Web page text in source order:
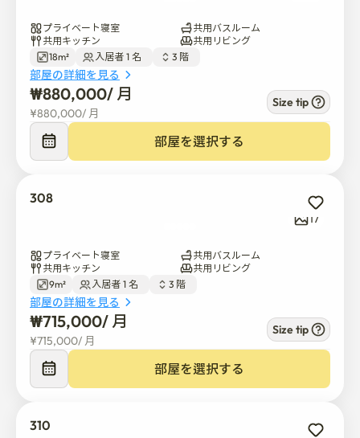
プライベート寝室
共用バスルーム
共用キッチン
共用リビング
18m²
入居者 1 名 3 階
部屋の詳細を見る
₩880,000/ 月
¥880,000/ 月
Size tip
部屋を選択する
308
17
プライベート寝室
共用バスルーム
共用キッチン
共用リビング
9m²
入居者 1 名 3 階
部屋の詳細を見る
₩715,000/ 月
¥715,000/ 月
Size tip
部屋を選択する
310